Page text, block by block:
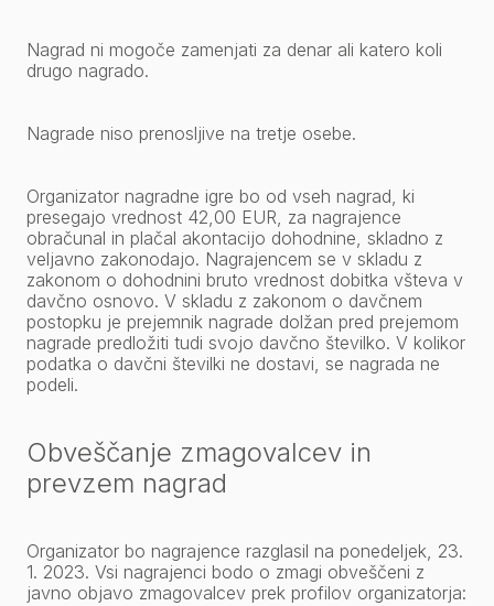
Nagrad ni mogoče zamenjati za denar ali katero koli
drugo nagrado.
Nagrade niso prenosljive na tretje osebe.
Organizator nagradne igre bo od vseh nagrad, ki
presegajo vrednost 42,00 EUR, za nagrajence
obračunal in plačal akontacijo dohodnine, skladno z
veljavno zakonodajo. Nagrajencem se v skladu z
zakonom o dohodnini bruto vrednost dobitka všteva v
davčno osnovo. V skladu z zakonom o davčnem
postopku je prejemnik nagrade dolžan pred prejemom
nagrade predložiti tudi svojo davčno številko. V kolikor
podatka o davčni številki ne dostavi, se nagrada ne
podeli.
Obveščanje zmagovalcev in
prevzem nagrad
Organizator bo nagrajence razglasil na ponedeljek, 23.
1. 2023. Vsi nagrajenci bodo o zmagi obveščeni z
javno objavo zmagovalcev prek profilov organizatorja: